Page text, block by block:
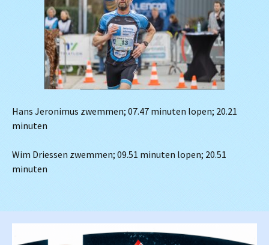
Hans Jeronimus zwemmen; 07.47 minuten lopen; 20.21
minuten
Wim Driessen zwemmen; 09.51 minuten lopen; 20.51
minuten